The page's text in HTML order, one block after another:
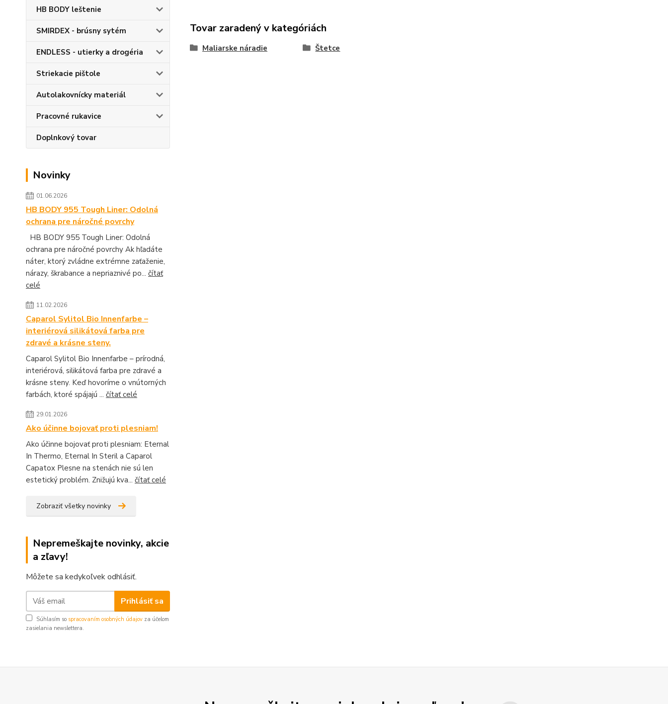
HB BODY leštenie
SMIRDEX - brúsny sytém
ENDLESS - utierky a drogéria
Striekacie pištole
Autolakovnícky materiál
Pracovné rukavice
Doplnkový tovar
Novinky
01.06.2026
HB BODY 955 Tough Liner: Odolná
ochrana pre náročné povrchy
HB BODY 955 Tough Liner: Odolná
ochrana pre náročné povrchy Ak hľadáte
náter, ktorý zvládne extrémne zaťaženie,
nárazy, škrabance a nepriaznivé po... čítať
celé
11.02.2026
Caparol Sylitol Bio Innenfarbe –
interiérová silikátová farba pre
zdravé a krásne steny.
Caparol Sylitol Bio Innenfarbe – prírodná,
interiérová, silikátová farba pre zdravé a
krásne steny. Keď hovoríme o vnútorných
farbách, ktoré spájajú ... čítať celé
29.01.2026
Ako účinne bojovať proti plesniam!
Ako účinne bojovať proti plesniam: Eternal
In Thermo, Eternal In Steril a Caparol
Capatox Plesne na stenách nie sú len
estetický problém. Znižujú kva... čítať celé
Zobraziť všetky novinky
Nepremeškajte novinky, akcie
a zľavy!
Môžete sa kedykoľvek odhlásiť.
Prihlásiť sa
Súhlasím so spracovaním osobných údajov za účelom
zasielania newslettera.
Tovar zaradený v kategóriách
Maliarske náradie Štetce